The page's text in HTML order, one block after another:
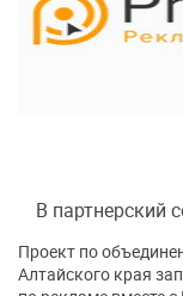
В партнерский
Проект по
Алтайского края